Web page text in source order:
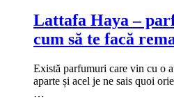
Lattafa Haya –
cum să te facă
Există parfumuri care vin cu o
aparte și acel je ne sais quoi
…